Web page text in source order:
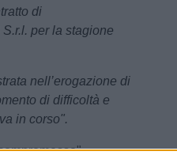
di
per la stagione
nell’erogazione di
di difficoltà e
in corso".